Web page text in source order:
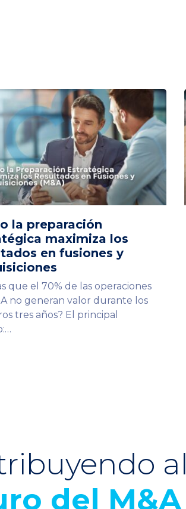
la preparación
maximiza los
en fusiones y
que el 70% de las operaciones
no generan valor durante los
tres años? El principal
al
del M&A